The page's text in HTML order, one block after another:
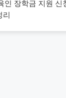
인 장학금 지원 신
리